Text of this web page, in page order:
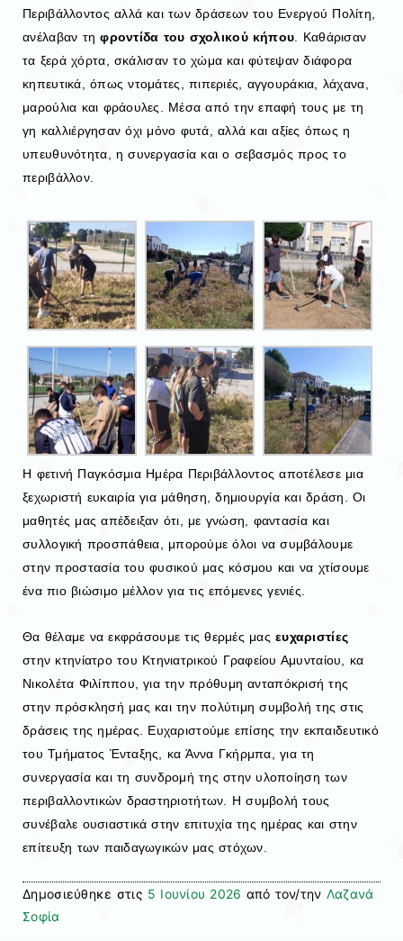
Περιβάλλοντος αλλά και των δράσεων του Ενεργού Πολίτη,
ανέλαβαν τηφροντίδα του σχολικού κήπου . Καθάρισαν
τα ξερά χόρτα, σκάλισαν το χώμα και φύτεψαν διάφορα
κηπευτικά, όπως ντομάτες, πιπεριές, αγγουράκια, λάχανα,
μαρούλια και φράουλες. Μέσα από την επαφή τους με τη
γη καλλιέργησαν όχι μόνο φυτά, αλλά και αξίες όπως η
υπευθυνότητα, η συνεργασία και ο σεβασμός προς το
περιβάλλον.
Η φετινή Παγκόσμια Ημέρα Περιβάλλοντος αποτέλεσε μια
ξεχωριστή ευκαιρία για μάθηση, δημιουργία και δράση. Οι
μαθητές μας απέδειξαν ότι, με γνώση, φαντασία και
συλλογική προσπάθεια, μπορούμε όλοι να συμβάλουμε
στην προστασία του φυσικού μας κόσμου και να χτίσουμε
ένα πιο βιώσιμο μέλλον για τις επόμενες γενιές.
Θα θέλαμε να εκφράσουμε τις θερμές μας ευχαριστίες
στην κτηνίατρο του Κτηνιατρικού Γραφείου Αμυνταίου, κα
Νικολέτα Φιλίππου, για την πρόθυμη ανταπόκρισή της
στην πρόσκλησή μας και την πολύτιμη συμβολή της στις
δράσεις της ημέρας. Ευχαριστούμε επίσης την εκπαιδευτικό
του Τμήματος Ένταξης, κα Άννα Γκήρμπα, για τη
συνεργασία και τη συνδρομή της στην υλοποίηση των
περιβαλλοντικών δραστηριοτήτων. Η συμβολή τους
συνέβαλε ουσιαστικά στην επιτυχία της ημέρας και στην
επίτευξη των παιδαγωγικών μας στόχων.
Δημοσιεύθηκε στις 5 Ιουνίου 2026 από τον/την Λαζανά
Σοφία